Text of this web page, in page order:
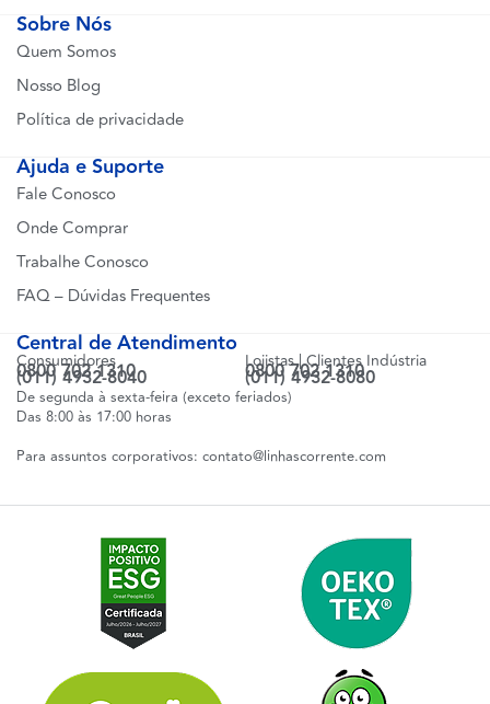
Sobre Nós
Quem Somos
Nosso Blog
Política de privacidade
Ajuda e Suporte
Fale Conosco
Onde Comprar
Trabalhe Conosco
FAQ – Dúvidas Frequentes
Central de Atendimento
Consumidores
0800 702 1310
(011) 4932-8040
Lojistas | Clientes Indústria
0800 702 1310
(011) 4932-8080
De segunda à sexta-feira (exceto feriados)
Das 8:00 às 17:00 horas
Para assuntos corporativos: contato@linhascorrente.com